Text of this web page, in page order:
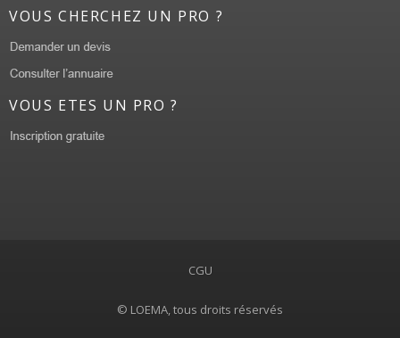
VOUS CHERCHEZ UN PRO ?
VOUS ETES UN PRO ?
CGU
© LOEMA, tous droits réservés